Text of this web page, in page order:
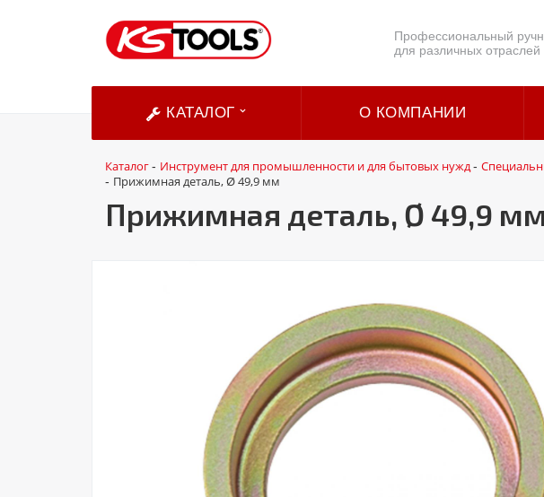
Профессиональный
для различных
КАТАЛОГ О КОМПАНИИ
Каталог- Инструмент для промышленности и для бытовых нужд-
- Прижимная деталь, Ø 49,9 мм
Прижимная деталь, Ø 49,9